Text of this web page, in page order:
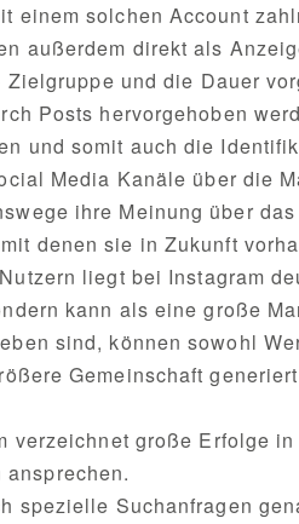
einem solchen Account
außerdem direkt als
und die Dauer
Posts hervorgehoben
und somit auch die
Media Kanäle über die
ihre Meinung über
denen sie in Zukunft
liegt bei Instagram
kann als eine große
sind, können sowohl
Gemeinschaft
verzeichnet große Erfolge
ansprechen.
spezielle Suchanfragen